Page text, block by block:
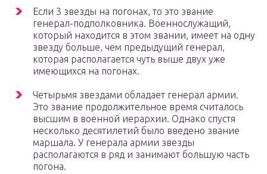
Если 3 звезды на погонах, то это звание
генерал-подполковника. Военнослужащий,
который находится в этом звании, имеет на одну
звезду больше, чем предыдущий генерал,
которая располагается чуть выше двух уже
имеющихся на погонах.
Четырьмя звездами обладает генерал армии.
Это звание продолжительное время считалось
высшим в военной иерархии. Однако спустя
несколько десятилетий было введено звание
маршала. У генерала армии звезды
располагаются в ряд и занимают большую часть
погона.